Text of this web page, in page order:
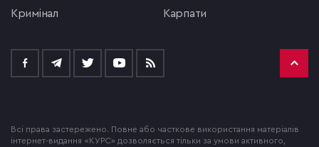
кримінал
Карпати
Всі права застережено. Повне або часткове використання матеріалів
інтернет-видання «КУРС» дозволяється тільки за умови активного,